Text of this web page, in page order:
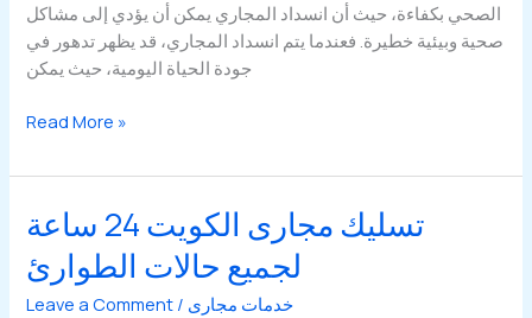
الصحي بكفاءة، حيث أن انسداد المجاري يمكن أن يؤدي إلى مشاكل
صحية وبيئية خطيرة. فعندما يتم انسداد المجاري، قد يظهر تدهور في
جودة الحياة اليومية، حيث يمكن
تسليك
المنازل
الكويت
بدون
تكسير
Read More »
تسليك مجارى الكويت 24 ساعة
لجميع حالات الطوارئ
Leave a Comment / خدمات مجارى